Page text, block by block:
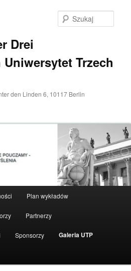
Drei
Trzech
den Linden 6, 10117 Berlin
Plan wykładów
Partnerzy
Sponsorzy Galeria UTP